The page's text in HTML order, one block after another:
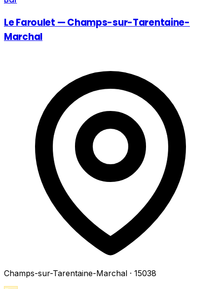
Le Faroulet — Champs-sur-Tarentaine-
Marchal
Champs-sur-Tarentaine-Marchal · 15038